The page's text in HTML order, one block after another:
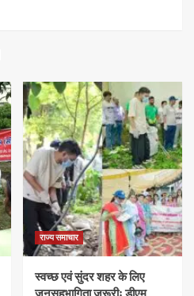
राज्य समाचार
स्वच्छ एवं सुंदर शहर के लिए